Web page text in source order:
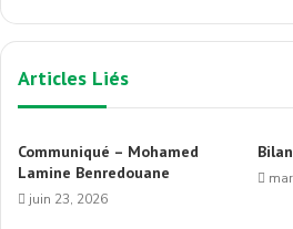
Articles Liés
Communiqué – Mohamed
Lamine Benredouane
juin 23, 2026